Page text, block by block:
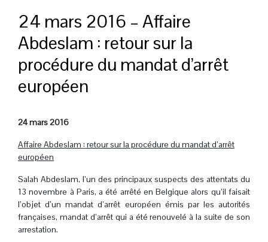
24 mars 2016 – Affaire
Abdeslam : retour sur la
procédure du mandat d’arrêt
européen
24 mars 2016
Affaire Abdeslam : retour sur la procédure du mandat d’arrêt
européen
Salah Abdeslam, l’un des principaux suspects des attentats du
13 novembre à Paris, a été arrêté en Belgique alors qu’il faisait
l’objet d’un mandat d’arrêt européen émis par les autorités
françaises, mandat d’arrêt qui a été renouvelé à la suite de son
arrestation.